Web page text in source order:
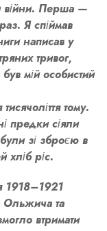
війни. Перша —
Я спіймав
написав у
тривог,
мій особистий
тому.
предки сіяли
зі зброєю в
хліб ріс.
1918–1921
Ольжича та
втримати